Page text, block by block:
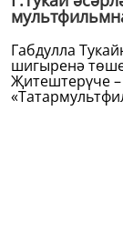
Габдулла
шигыренә
Җитештерүче